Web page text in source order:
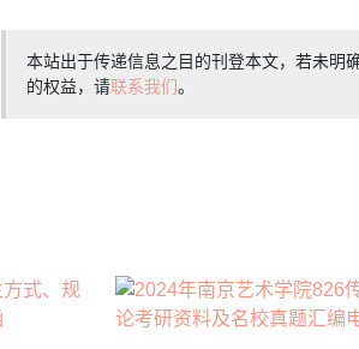
本站出于传递信息之目的刊登本文，若未明
的权益，请联系我们。